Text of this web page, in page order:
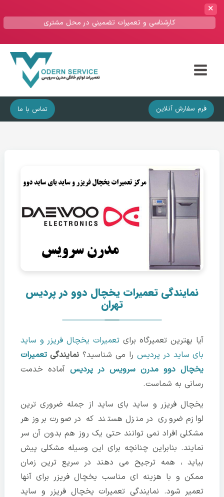
کارشناسی و تعمیرات تضمینی در محل مشتری
Main
Menu
فرم سفارش آنلاین تماس با ما
نمایندگی تعمیرات یخچال دوو در پردیس
تهران
آیا بهترین تعمیرگاه برای تعمیرات یخچال فریزر و ساید
بای ساید در پردیس را می شناسید؟ نمایندگیتعمیرات
یخچال دوو مدرن سرویس در پردیس آماده خدمت
رسانی به شماست.
یخچال فریزر و ساید بای ساید از جمله ضروری ترین
لوازم ضروری در منزل هستند که در صورت بروز هر
مشکلی افراد نمی توانند حتی یک روز هم بدون آن سر
نمایند. بنابراین چنانچه برای این وسیله مشکلی پیش
بیاید ، همه ترجیح می دهند در سریع ترین زمان
ممکن و با هزینه ای مناسب یخچال فریزر برای آنها
تعمیر شود. نمایندگی تعمیرات یخچال فریزر و ساید